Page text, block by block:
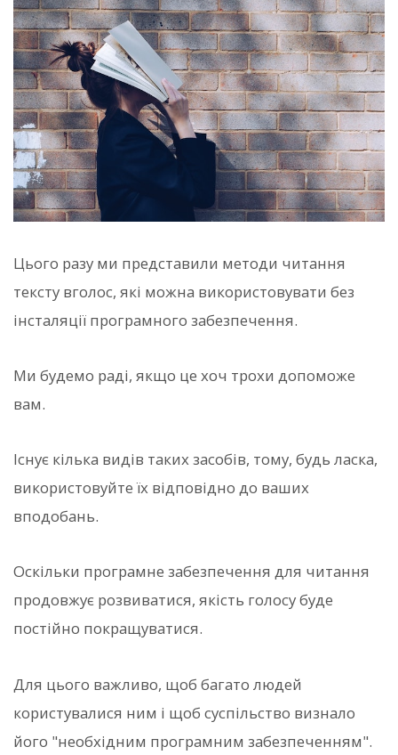
Цього разу ми представили методи читання
тексту вголос, які можна використовувати без
інсталяції програмного забезпечення.
Ми будемо раді, якщо це хоч трохи допоможе
вам.
Існує кілька видів таких засобів, тому, будь ласка,
використовуйте їх відповідно до ваших
вподобань.
Оскільки програмне забезпечення для читання
продовжує розвиватися, якість голосу буде
постійно покращуватися.
Для цього важливо, щоб багато людей
користувалися ним і щоб суспільство визнало
його "необхідним програмним забезпеченням".